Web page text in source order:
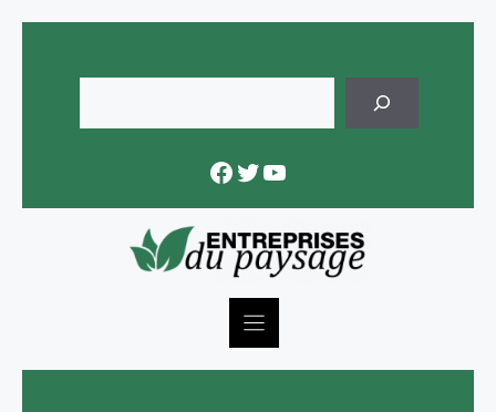
content
Facebook
Twitter
YouTube